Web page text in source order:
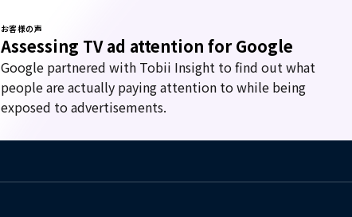
お客様の声
Assessing TV ad attention for Google
Google partnered with Tobii Insight to find out what
people are actually paying attention to while being
exposed to advertisements.